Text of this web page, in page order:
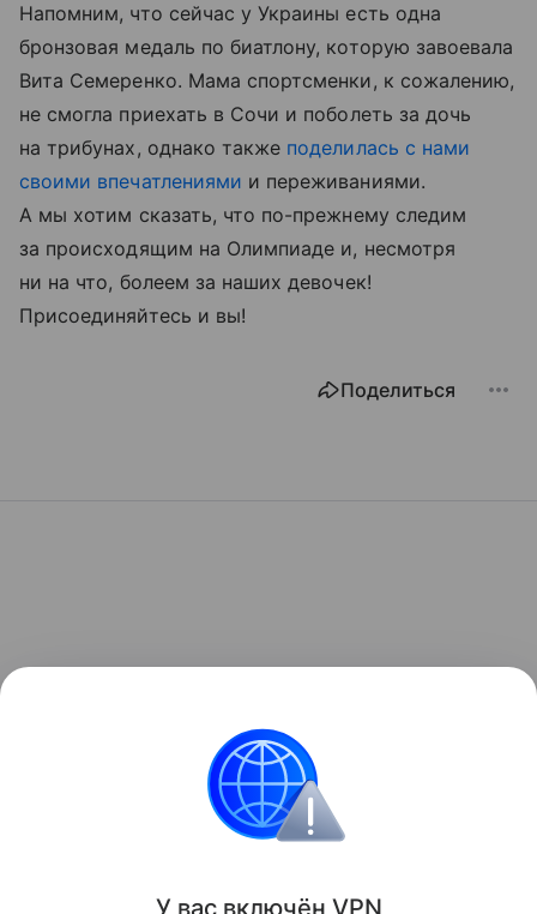
Напомним, что сейчас у Украины есть одна
бронзовая медаль по биатлону, которую завоевала
Вита Семеренко. Мама спортсменки, к сожалению,
не смогла приехать в Сочи и поболеть за дочь
на трибунах, однако также поделилась с нами
своими впечатлениями и переживаниями.
А мы хотим сказать, что по-прежнему следим
за происходящим на Олимпиаде и, несмотря
ни на что, болеем за наших девочек!
Присоединяйтесь и вы!
Поделиться
У вас включён VPN